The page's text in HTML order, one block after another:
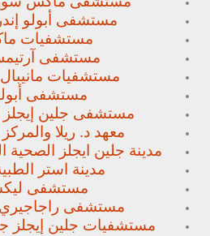
مستشفى أبولو
مستشفيات
مستشفى
مستشفيات مانيبال
مستشفى أبولو
مستشفى جلين إيجلز
معهد د. ريلا
مدينة جلين ايجلز الصحية
مدينة استر
مستشفى
مستشفى راجاجيري
مستشفيات جلين إيجلز